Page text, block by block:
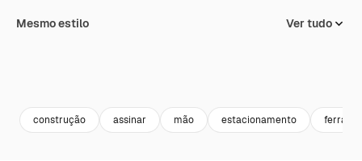
Mesmo estilo Ver tudo
construção assinar mão estacionamento